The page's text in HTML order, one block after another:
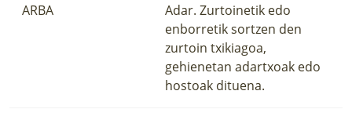
ARBA
Adar. Zurtoinetik edo
enborretik sortzen den
zurtoin txikiagoa,
gehienetan adartxoak edo
hostoak dituena.